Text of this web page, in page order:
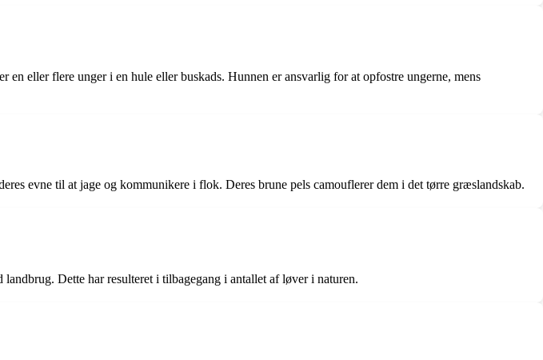
eller flere unger i en hule eller buskads. Hunnen er ansvarlig for at opfostre ungerne, mens
evne til at jage og kommunikere i flok. Deres brune pels camouflerer dem i det tørre græslandskab.
Dette har resulteret i tilbagegang i antallet af løver i naturen.